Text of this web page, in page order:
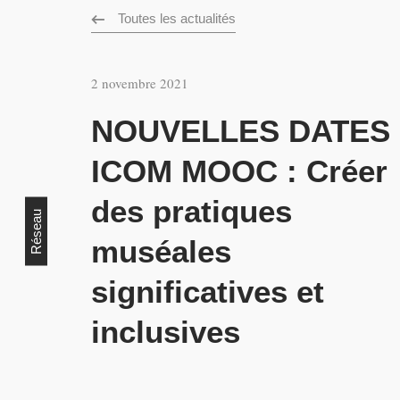
Toutes les actualités
2 novembre 2021
Réseau
NOUVELLES DATES
ICOM MOOC : Créer
des pratiques
muséales
significatives et
inclusives